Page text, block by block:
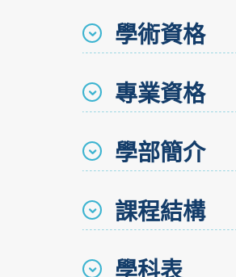
學術資格
專業資格
學部簡介
課程結構
學科表